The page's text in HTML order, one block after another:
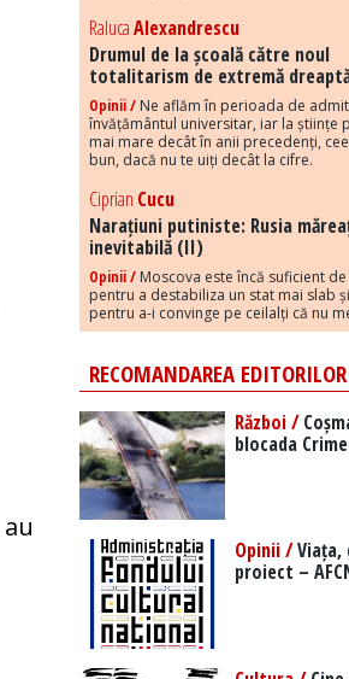
au
RalucaAlexandrescu
Drumul de la școală către noul
totalitarism de extremă
Opinii / Ne aflăm în perioada de
învățământul universitar, iar la științe
mai mare decât în anii precedenți,
bun, dacă nu te uiți decât la cifre.
Ciprian Cucu
Narațiuni putiniste: Rusia
inevitabilă (II)
Opinii / Moscova este încă suficient
pentru a destabiliza un stat mai slab
pentru a-i convinge pe ceilalți că nu
RECOMANDAREA EDITORILOR
Război /
blocada
Opinii /Viața,
proiect –